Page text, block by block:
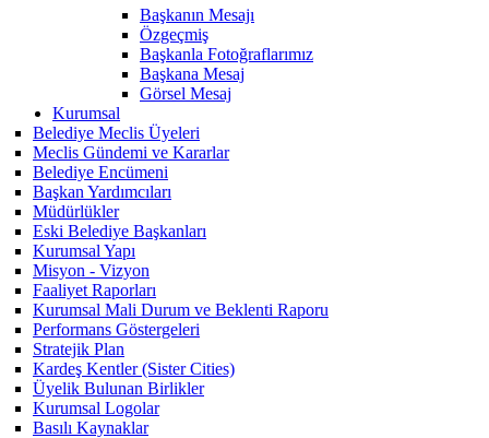
Başkanın Mesajı
Özgeçmiş
Başkanla Fotoğraflarımız
Başkana Mesaj
Görsel Mesaj
Kurumsal
Belediye Meclis Üyeleri
Meclis Gündemi ve Kararlar
Belediye Encümeni
Başkan Yardımcıları
Müdürlükler
Eski Belediye Başkanları
Kurumsal Yapı
Misyon - Vizyon
Faaliyet Raporları
Kurumsal Mali Durum ve Beklenti Raporu
Performans Göstergeleri
Stratejik Plan
Kardeş Kentler (Sister Cities)
Üyelik Bulunan Birlikler
Kurumsal Logolar
Basılı Kaynaklar